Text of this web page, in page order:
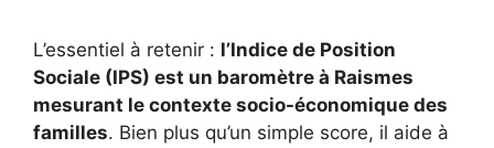
L’essentiel à retenir : l’Indice de Position
Sociale (IPS) est un baromètre à Raismes
mesurant le contexte socio-économique des
familles. Bien plus qu’un simple score, il aide à